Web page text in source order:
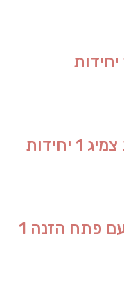
צעצוע לעיסה בצורת צמיג עם פתח הזנה 1